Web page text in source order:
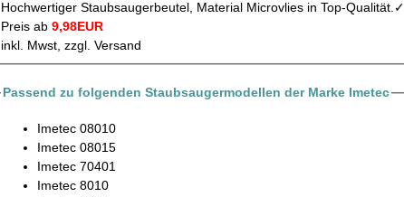
Hochwertiger Staubsaugerbeutel, Material Microvlies in Top-Qualität.✓
Preis ab 9,98EUR
inkl. Mwst, zzgl. Versand
Passend zu folgenden Staubsaugermodellen der Marke Imetec
Imetec 08010
Imetec 08015
Imetec 70401
Imetec 8010